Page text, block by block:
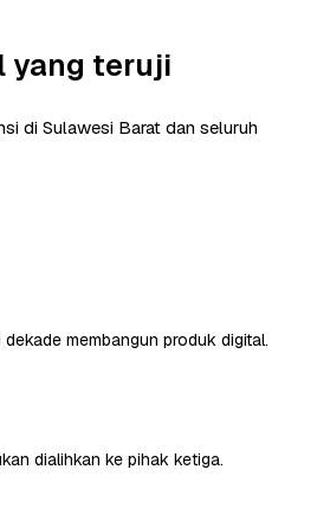
yang teruji
di Sulawesi Barat dan seluruh
membangun produk digital.
dialihkan ke pihak ketiga.